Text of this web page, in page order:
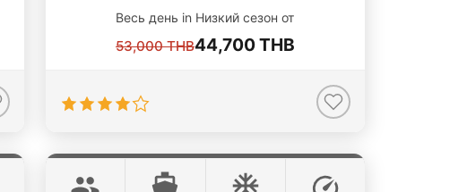
Весь день in Низкий сезон от
53,000 THB44,700 THB
LAGOON 50FT